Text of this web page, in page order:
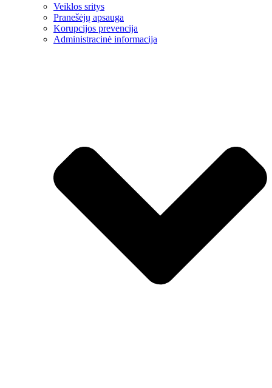
Veiklos sritys
Pranešėjų apsauga
Korupcijos prevencija
Administracinė informacija